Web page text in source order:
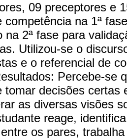
09 preceptores e
competência na 1ª
na 2ª fase para
Utilizou-se o
e o referencial de
Percebe-se
tomar decisões certas
as diversas visões
reage,
os pares,